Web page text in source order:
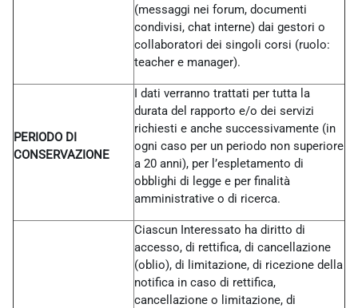
(messaggi nei forum, documenti
condivisi, chat interne) dai gestori o
collaboratori dei singoli corsi (ruolo:
teacher e manager).
PERIODO DI
CONSERVAZIONE
I dati verranno trattati per tutta la
durata del rapporto e/o dei servizi
richiesti e anche successivamente (in
ogni caso per un periodo non superiore
a 20 anni), per l’espletamento di
obblighi di legge e per finalità
amministrative o di ricerca.
Ciascun Interessato ha diritto di
accesso, di rettifica, di cancellazione
(oblio), di limitazione, di ricezione della
notifica in caso di rettifica,
cancellazione o limitazione, di